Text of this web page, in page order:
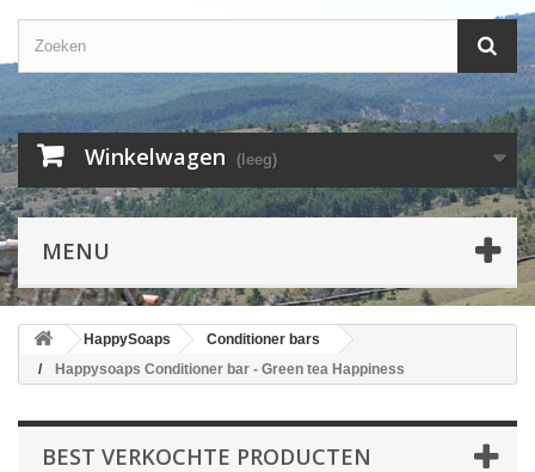
Winkelwagen (leeg)
MENU
HappySoaps
Conditioner bars
Happysoaps Conditioner bar - Green tea Happiness
BEST VERKOCHTE PRODUCTEN